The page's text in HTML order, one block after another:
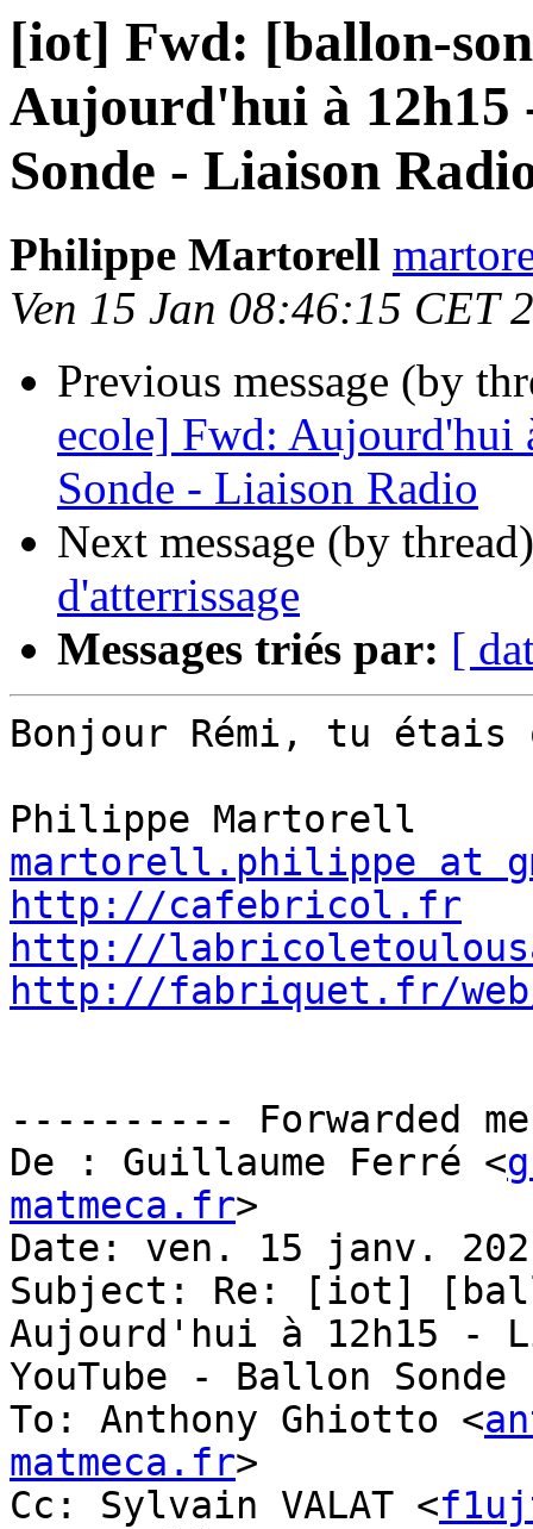
[iot] Fwd: [ballon-
Aujourd'hui à 12h15
Sonde - Liaison
Philippe Martorell
Ven 15 Jan 08:46:15 CET
Previous message (by
ecole] Fwd: Aujourd'hui
Sonde - Liaison Radio
Next message (by
d'atterrissage
Messages triés par: [
Bonjour Rémi, tu étais
martorell.philippe at
http://cafebricol.fr
http://
http://fabriquet.fr/
---------- Forwarded
De : Guillaume Ferré <
matmeca.fr>
Date: ven. 15 janv.
Subject: Re: [iot]
Aujourd'hui à 12h15 -
YouTube - Ballon
To: Anthony Ghiotto <
matmeca.fr>
Cc: Sylvain VALAT <